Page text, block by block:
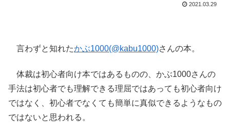
2021.03.29
言わずと知れたかぶ1000(@kabu1000)さんの本。
体裁は初心者向け本ではあるものの、かぶ1000さんの
手法は初心者でも理解できる理屈ではあっても初心者向け
ではなく、初心者でなくても簡単に真似できるようなもの
ではないと思われる。